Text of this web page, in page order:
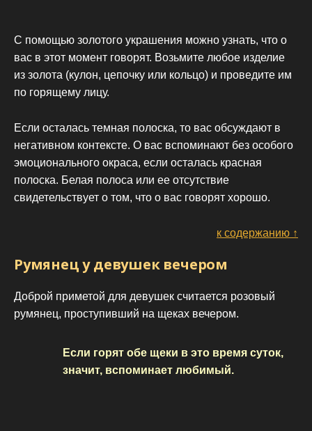
С помощью золотого украшения можно узнать, что о
вас в этот момент говорят. Возьмите любое изделие
из золота (кулон, цепочку или кольцо) и проведите им
по горящему лицу.
Если осталась темная полоска, то вас обсуждают в
негативном контексте. О вас вспоминают без особого
эмоционального окраса, если осталась красная
полоска. Белая полоса или ее отсутствие
свидетельствует о том, что о вас говорят хорошо.
к содержанию ↑
Румянец у девушек вечером
Доброй приметой для девушек считается розовый
румянец, проступивший на щеках вечером.
Если горят обе щеки в это время суток,
значит, вспоминает любимый.